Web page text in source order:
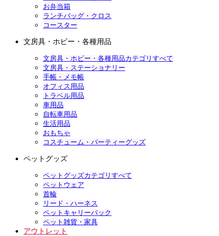
お弁当箱
ランチバッグ・クロス
コースター
文房具・ホビー・各種用品
文房具・ホビー・各種用品カテゴリすべて
文房具・ステーショナリー
手帳・メモ帳
オフィス用品
トラベル用品
車用品
自転車用品
生活用品
おもちゃ
コスチューム・パーティーグッズ
ペットグッズ
ペットグッズカテゴリすべて
ペットウェア
首輪
リード・ハーネス
ペットキャリーバック
ペット雑貨・家具
アウトレット